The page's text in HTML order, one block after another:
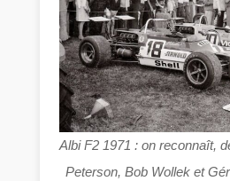
Albi F2 1971 : on reconnaît,
Peterson, Bob Wollek et